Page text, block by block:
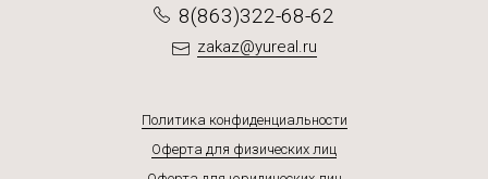
8(863)322-68-62
zakaz@yureal.ru
Политика конфиденциальности
Оферта для физических лиц